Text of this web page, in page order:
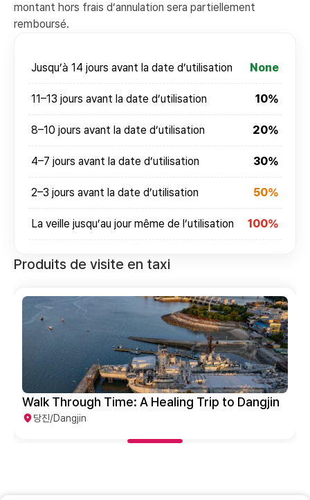
montant hors frais d’annulation sera partiellement
remboursé.
Jusqu’à 14 jours avant la date d’utilisation None
11–13 jours avant la date d’utilisation 10%
8–10 jours avant la date d’utilisation 20%
4–7 jours avant la date d’utilisation 30%
2–3 jours avant la date d’utilisation 50%
La veille jusqu’au jour même de l’utilisation 100%
Produits de visite en taxi
Walk Through Time: A Healing Trip to Dangjin
당진/Dangjin